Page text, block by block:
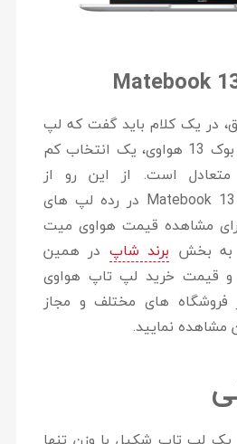
در یک کلام باید گفت که لپ
تاپ 13 اینچی میت بوک 13 هواوی، یک انتخاب کم
متعادل است. از این رو از
Matebook 13 در رده لپ های
مشاهده قیمت هواوی میت
برند شاپ در همین
و قیمت خرید لپ تاپ هواوی
13 را در فروشگاه های مختلف و مجاز
مشاهده نمایید.